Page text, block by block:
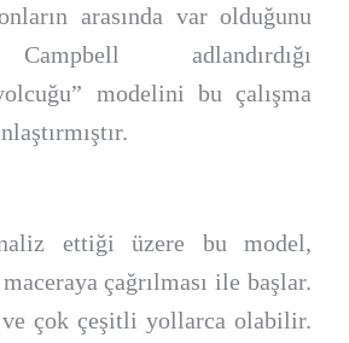
arasında var olduğunu
adlandırdığı
modelini bu çalışma
ettiği üzere bu model,
çağrılması ile başlar.
ve çok çeşitli yollarca olabilir.